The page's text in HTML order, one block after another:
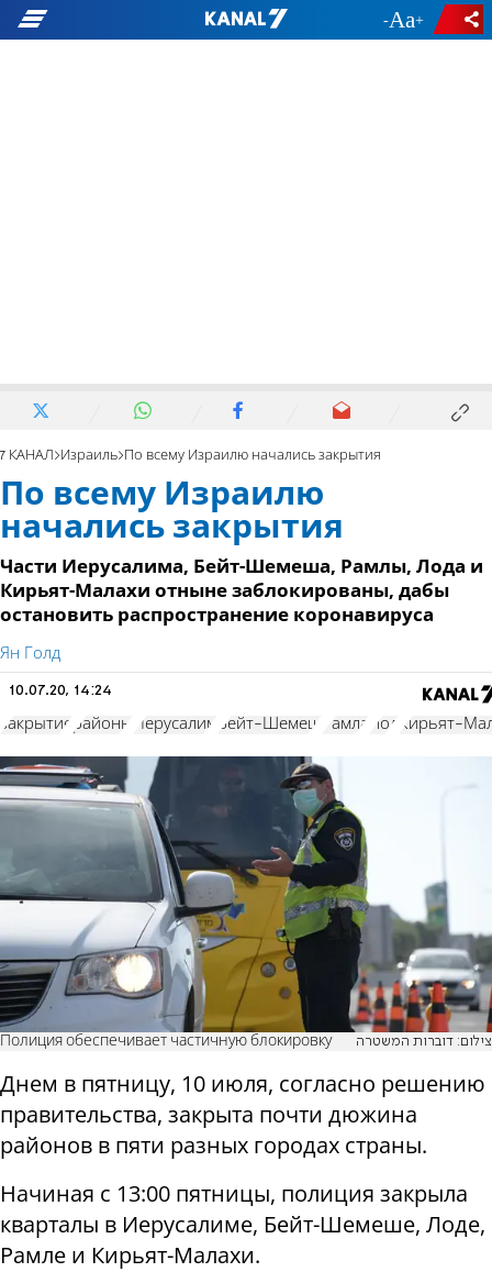
- +
7 КАНАЛ Израиль По всему Израилю начались закрытия
По всему Израилю
начались закрытия
Части Иерусалима, Бейт-Шемеша, Рамлы, Лода и
Кирьят-Малахи отныне заблокированы, дабы
остановить распространение коронавируса
Ян Голд
10.07.20, 14:24
закрытие районы Иерусалим Бейт-Шемеш Рамла Лод Кирьят-
Полиция обеспечивает частичную блокировку צילום: דוברות המשטרה
Днем в пятницу, 10 июля, ​​согласно решению
правительства, закрыта почти дюжина
районов в пяти разных городах страны.
Начиная с 13:00 пятницы, полиция закрыла
кварталы в Иерусалиме, Бейт-Шемеше, Лоде,
Рамле и Кирьят-Малахи.